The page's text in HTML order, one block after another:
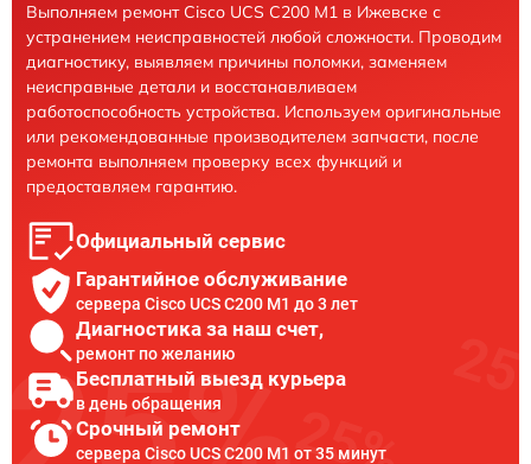
Выполняем ремонт Cisco UCS C200 M1 в Ижевске с
устранением неисправностей любой сложности. Проводим
диагностику, выявляем причины поломки, заменяем
неисправные детали и восстанавливаем
работоспособность устройства. Используем оригинальные
или рекомендованные производителем запчасти, после
ремонта выполняем проверку всех функций и
предоставляем гарантию.
Официальный сервис
Гарантийное обслуживание
сервера Cisco UCS C200 M1 до 3 лет
Диагностика за наш счет,
ремонт по желанию
Бесплатный выезд курьера
в день обращения
Срочный ремонт
сервера Cisco UCS C200 M1 от 35 минут